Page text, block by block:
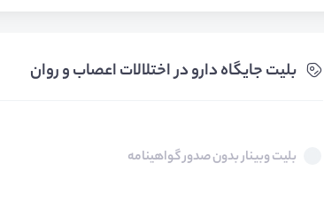
بلیت‌ جایگاه دارو در اختلالات اعصاب و روان
بلیت وبینار بدون صدور گواهینامه